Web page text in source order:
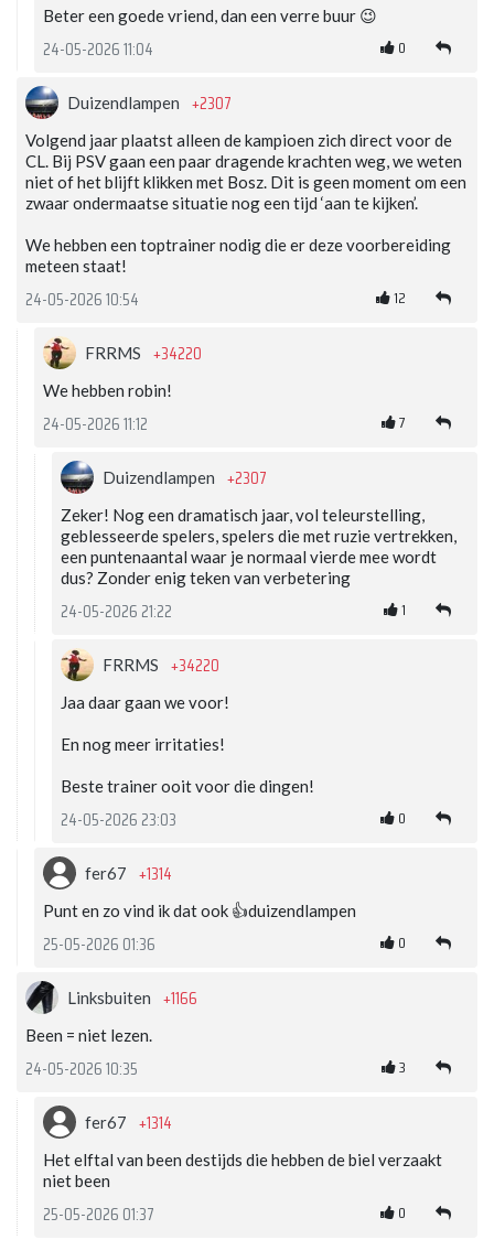
Beter een goede vriend, dan een verre buur 😉
24-05-2026 11:04 0
Duizendlampen +2307
Volgend jaar plaatst alleen de kampioen zich direct voor de
CL. Bij PSV gaan een paar dragende krachten weg, we weten
niet of het blijft klikken met Bosz. Dit is geen moment om een
zwaar ondermaatse situatie nog een tijd ‘aan te kijken’.
We hebben een toptrainer nodig die er deze voorbereiding
meteen staat!
24-05-2026 10:54 12
FRRMS +34220
We hebben robin!
24-05-2026 11:12 7
Duizendlampen +2307
Zeker! Nog een dramatisch jaar, vol teleurstelling,
geblesseerde spelers, spelers die met ruzie vertrekken,
een puntenaantal waar je normaal vierde mee wordt
dus? Zonder enig teken van verbetering
24-05-2026 21:22 1
FRRMS +34220
Jaa daar gaan we voor!
En nog meer irritaties!
Beste trainer ooit voor die dingen!
24-05-2026 23:03 0
fer67 +1314
Punt en zo vind ik dat ook 👍duizendlampen
25-05-2026 01:36 0
Linksbuiten +1166
Been = niet lezen.
24-05-2026 10:35 3
fer67 +1314
Het elftal van been destijds die hebben de biel verzaakt
niet been
25-05-2026 01:37 0